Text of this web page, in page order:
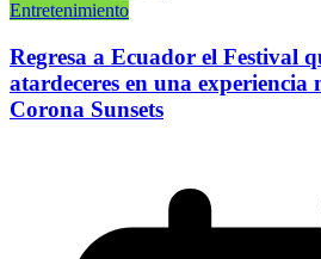
Entretenimiento
Regresa a Ecuador el Festival
atardeceres en una experiencia
Corona Sunsets